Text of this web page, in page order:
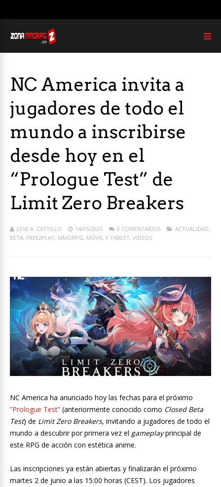
NC America invita a
jugadores de todo el
mundo a inscribirse
desde hoy en el
“Prologue Test” de
Limit Zero Breakers
JOSE A. CASTILLO 14/05/2026 0 COMENTARIOS ACTUALIDAD,
BETA, FREE2PLAY, MMORPG, MÓVIL Y TABLET, VIDEOS
NC America ha anunciado hoy las fechas para el próximo
”Prologue Test” (anteriormente conocido como Closed Beta
Test) de Limit Zero Breakers, invitando a jugadores de todo el
mundo a descubrir por primera vez el gameplayprincipal de
este RPG de acción con estética anime.
Las inscripciones ya están abiertas y finalizarán el próximo
martes 2 de junio a las 15:00 horas (CEST). Los jugadores